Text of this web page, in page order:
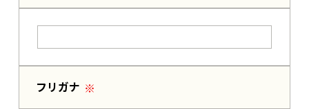
フリガナ